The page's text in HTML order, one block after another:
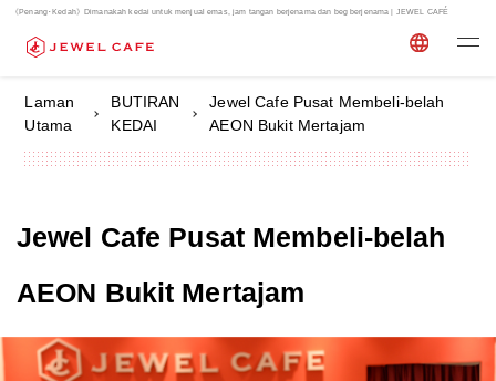
《Penang･Kedah》Dimanakah kedai untuk menjual emas, jam tangan berjenama dan beg berjenama | JEWEL CAFÉ
Laman
Utama
BUTIRAN
KEDAI
Jewel Cafe Pusat Membeli-belah
AEON Bukit Mertajam
Jewel Cafe Pusat Membeli-belah
AEON Bukit Mertajam